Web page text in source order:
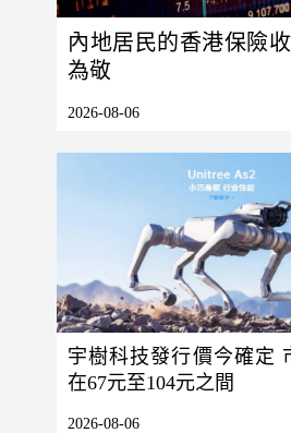
內地居民的香港保險
為敬
2026-08-06
宇樹科技發行價今確定 市場預估
在67元至104元之間
2026-08-06